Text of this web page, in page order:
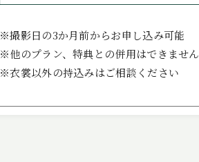
※撮影日の3か月前からお申し込み可能
※他のプラン、特典との併用はできません
※衣裳以外の持込みはご相談ください